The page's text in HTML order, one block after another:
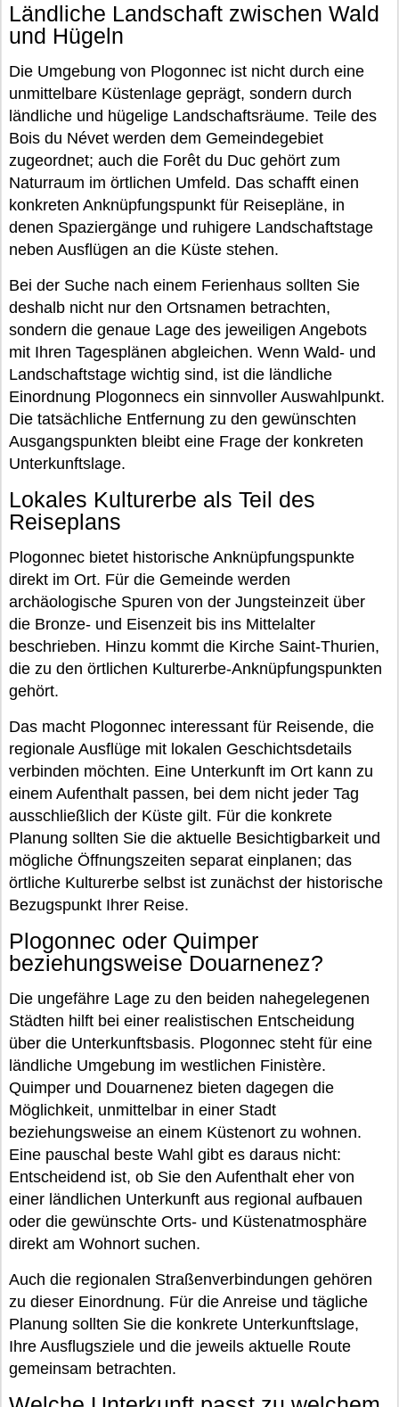
Ländliche Landschaft zwischen Wald
und Hügeln
Die Umgebung von Plogonnec ist nicht durch eine
unmittelbare Küstenlage geprägt, sondern durch
ländliche und hügelige Landschaftsräume. Teile des
Bois du Névet werden dem Gemeindegebiet
zugeordnet; auch die Forêt du Duc gehört zum
Naturraum im örtlichen Umfeld. Das schafft einen
konkreten Anknüpfungspunkt für Reisepläne, in
denen Spaziergänge und ruhigere Landschaftstage
neben Ausflügen an die Küste stehen.
Bei der Suche nach einem Ferienhaus sollten Sie
deshalb nicht nur den Ortsnamen betrachten,
sondern die genaue Lage des jeweiligen Angebots
mit Ihren Tagesplänen abgleichen. Wenn Wald- und
Landschaftstage wichtig sind, ist die ländliche
Einordnung Plogonnecs ein sinnvoller Auswahlpunkt.
Die tatsächliche Entfernung zu den gewünschten
Ausgangspunkten bleibt eine Frage der konkreten
Unterkunftslage.
Lokales Kulturerbe als Teil des
Reiseplans
Plogonnec bietet historische Anknüpfungspunkte
direkt im Ort. Für die Gemeinde werden
archäologische Spuren von der Jungsteinzeit über
die Bronze- und Eisenzeit bis ins Mittelalter
beschrieben. Hinzu kommt die Kirche Saint-Thurien,
die zu den örtlichen Kulturerbe-Anknüpfungspunkten
gehört.
Das macht Plogonnec interessant für Reisende, die
regionale Ausflüge mit lokalen Geschichtsdetails
verbinden möchten. Eine Unterkunft im Ort kann zu
einem Aufenthalt passen, bei dem nicht jeder Tag
ausschließlich der Küste gilt. Für die konkrete
Planung sollten Sie die aktuelle Besichtigbarkeit und
mögliche Öffnungszeiten separat einplanen; das
örtliche Kulturerbe selbst ist zunächst der historische
Bezugspunkt Ihrer Reise.
Plogonnec oder Quimper
beziehungsweise Douarnenez?
Die ungefähre Lage zu den beiden nahegelegenen
Städten hilft bei einer realistischen Entscheidung
über die Unterkunftsbasis. Plogonnec steht für eine
ländliche Umgebung im westlichen Finistère.
Quimper und Douarnenez bieten dagegen die
Möglichkeit, unmittelbar in einer Stadt
beziehungsweise an einem Küstenort zu wohnen.
Eine pauschal beste Wahl gibt es daraus nicht:
Entscheidend ist, ob Sie den Aufenthalt eher von
einer ländlichen Unterkunft aus regional aufbauen
oder die gewünschte Orts- und Küstenatmosphäre
direkt am Wohnort suchen.
Auch die regionalen Straßenverbindungen gehören
zu dieser Einordnung. Für die Anreise und tägliche
Planung sollten Sie die konkrete Unterkunftslage,
Ihre Ausflugsziele und die jeweils aktuelle Route
gemeinsam betrachten.